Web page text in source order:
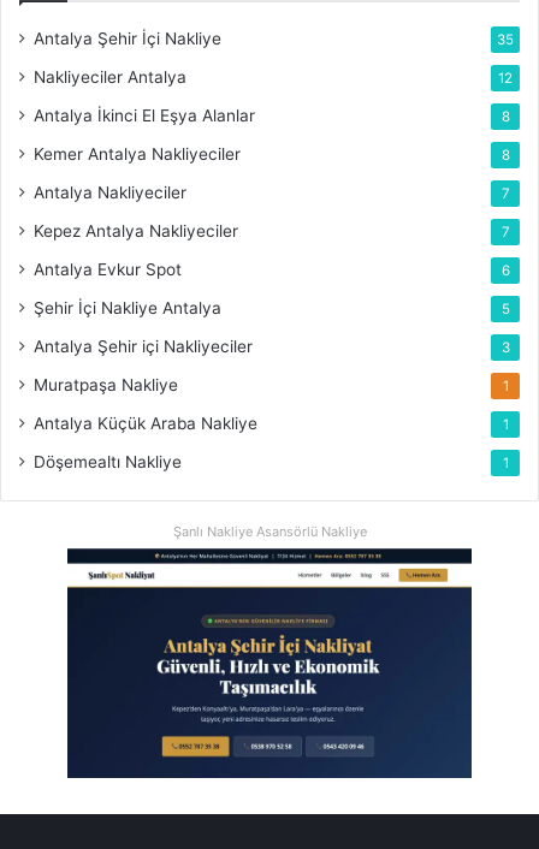
Antalya Şehir İçi Nakliye 35
Nakliyeciler Antalya 12
Antalya İkinci El Eşya Alanlar 8
Kemer Antalya Nakliyeciler 8
Antalya Nakliyeciler 7
Kepez Antalya Nakliyeciler 7
Antalya Evkur Spot 6
Şehir İçi Nakliye Antalya 5
Antalya Şehir içi Nakliyeciler 3
Muratpaşa Nakliye 1
Antalya Küçük Araba Nakliye 1
Döşemealtı Nakliye 1
Şanlı Nakliye Asansörlü Nakliye